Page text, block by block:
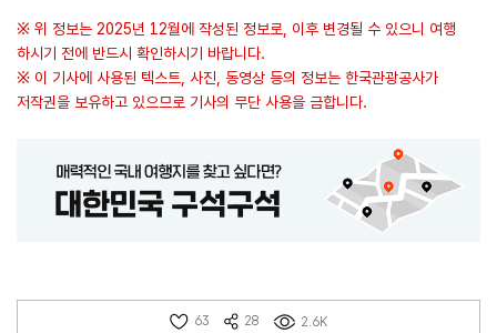
※ 위 정보는 2025년 12월에 작성된 정보로, 이후 변경될 수 있으니 여행
하시기 전에 반드시 확인하시기 바랍니다.
※ 이 기사에 사용된 텍스트, 사진, 동영상 등의 정보는 한국관광공사가
저작권을 보유하고 있으므로 기사의 무단 사용을 금합니다.
63 28 2.6K